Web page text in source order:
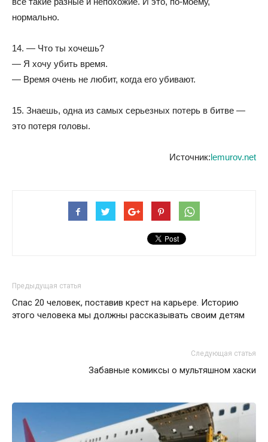
нормально.
14. — Что ты хочешь?
— Я хочу убить время.
— Время очень не любит, когда его убивают.
15. Знаешь, одна из самых серьезных потерь в битве —
это потеря головы.
Источник:lemurov.net
Предыдущая статья
Спас 20 человек, поставив крест на карьере. Историю
этого человека мы должны рассказывать своим детям
Следующая статья
Забавные комиксы о мультяшном хаски